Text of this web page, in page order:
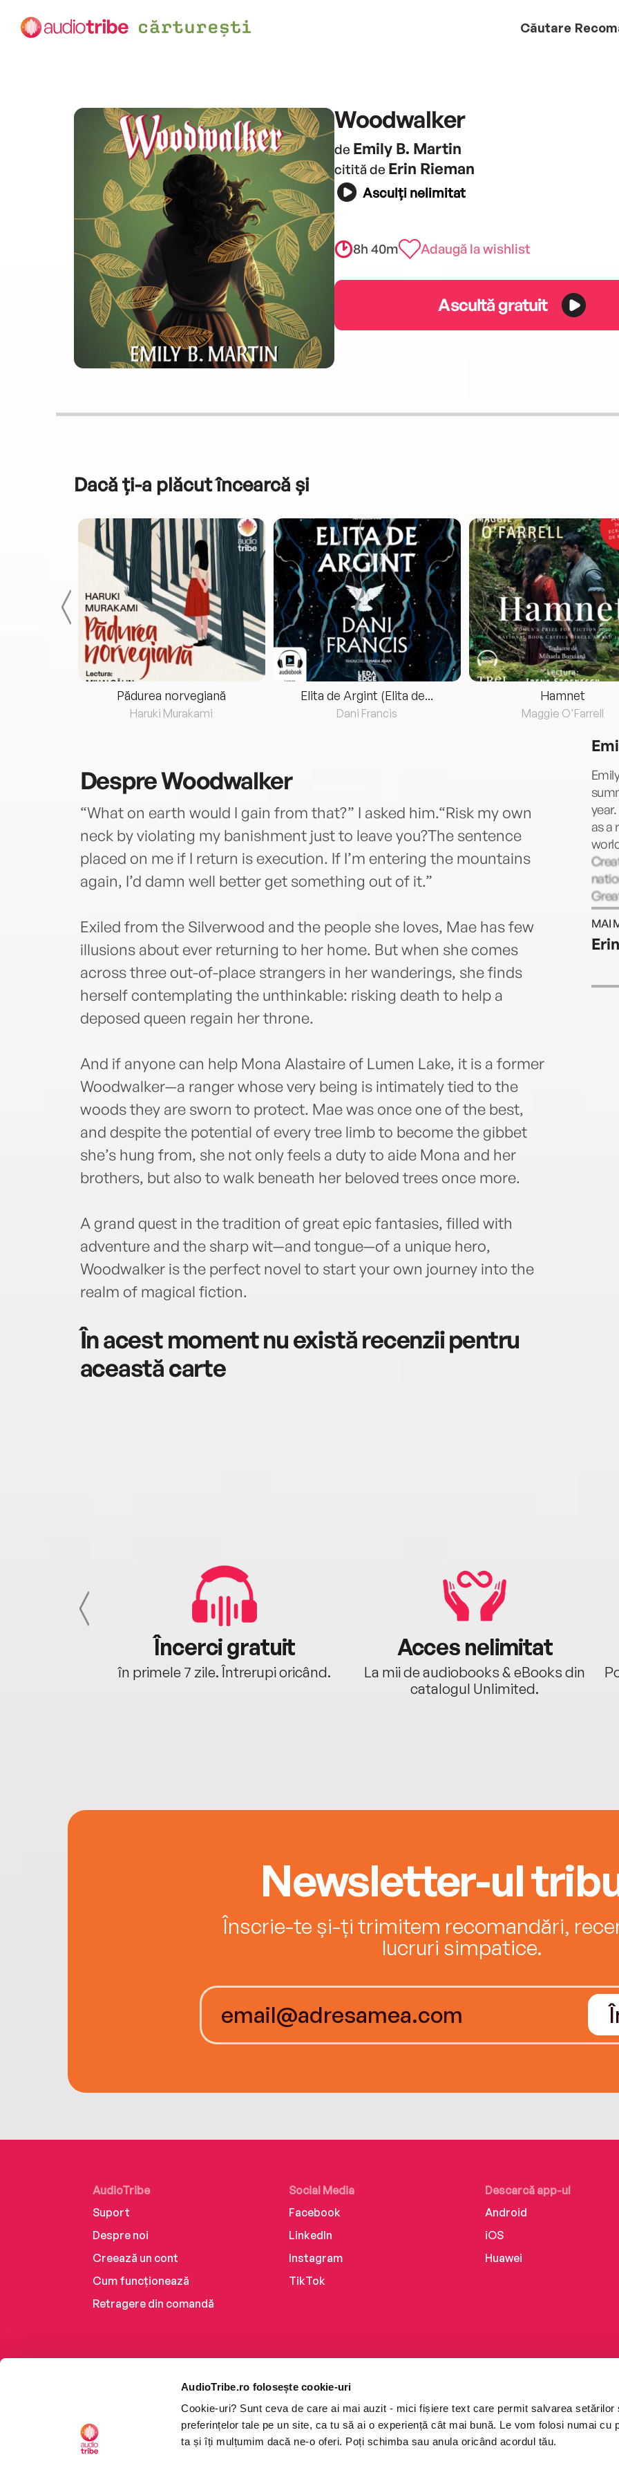
AudioTribe.ro folosește cookie-uri
Cookie-uri? Sunt ceva de care ai mai auzit - mici fișiere text care permit salvarea setărilor
preferințelor tale pe un site, ca tu să ai o experiență cât mai bună. Le vom folosi numai cu
ta și îți mulțumim dacă ne-o oferi. Poți schimba sau anula oricând acordul tău.
Căutare
Woodwalker
de Emily B. Martin
citită de Erin Rieman
Asculți nelimitat
8h 40m Adaugă la wishlist
Ascultă gratuit
Dacă ți-a plăcut încearcă și
Pădurea norvegiană
Haruki Murakami
Elita de Argint (Elita de...
Dani Francis
Hamnet
Maggie O'Farrell
DespreWoodwalker
“What on earth would I gain from that?” I asked him.“Risk my own
neck by violating my banishment just to leave you?The sentence
placed on me if I return is execution. If I’m entering the mountains
again, I’d damn well better get something out of it.”
Exiled from the Silverwood and the people she loves, Mae has few
illusions about ever returning to her home. But when she comes
across three out-of-place strangers in her wanderings, she finds
herself contemplating the unthinkable: risking death to help a
deposed queen regain her throne.
And if anyone can help Mona Alastaire of Lumen Lake, it is a former
Woodwalker—a ranger whose very being is intimately tied to the
woods they are sworn to protect. Mae was once one of the best,
and despite the potential of every tree limb to become the gibbet
she’s hung from, she not only feels a duty to aide Mona and her
brothers, but also to walk beneath her beloved trees once more.
A grand quest in the tradition of great epic fantasies, filled with
adventure and the sharp wit—and tongue—of a unique hero,
Woodwalker is the perfect novel to start your own journey into the
realm of magical fiction.
În acest moment nu există recenzii pentru
această carte
as a
MAI
Încerci gratuit
în primele 7 zile. Întrerupi oricând.
Acces nelimitat
La mii de audiobooks & eBooks din
catalogul Unlimited.
Newsletter-ul
Înscrie-te și-ți trimitem recomandări,
lucruri simpatice.
AudioTribe
Suport
Despre noi
Creează un cont
Cum funcționează
Retragere din comandă
Social Media
Facebook
LinkedIn
Instagram
TikTok
Descarcă app-ul
Android
iOS
Huawei